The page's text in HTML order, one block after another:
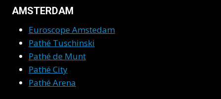
AMSTERDAM
Euroscope Amstedam
Pathé Tuschinski
Pathé de Munt
Pathé City
Pathé Arena